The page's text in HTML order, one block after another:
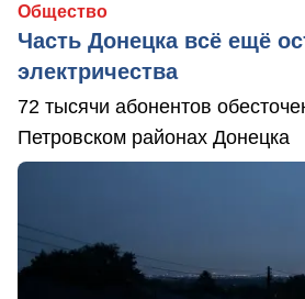
Общество
Часть Донецка всё ещё
электричества
72 тысячи абонентов
Петровском районах Донецка